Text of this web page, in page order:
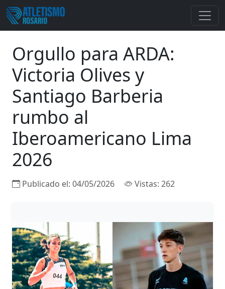
Orgullo para ARDA:
Victoria Olives y
Santiago Barberia
rumbo al
Iberoamericano Lima
2026
Publicado el: 04/05/2026 Vistas: 262